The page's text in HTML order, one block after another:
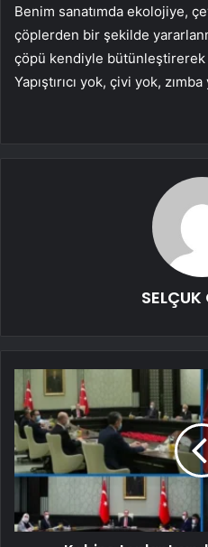
Benim sanatımda ekolojiye,
çöplerden bir şekilde
çöpü kendiyle
Yapıştırıcı yok, çivi yok,